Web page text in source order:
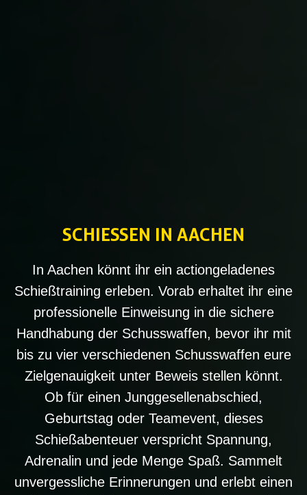
SCHIESSEN IN AACHEN
In Aachen könnt ihr ein actiongeladenes
Schießtraining erleben. Vorab erhaltet ihr eine
professionelle Einweisung in die sichere
Handhabung der Schusswaffen, bevor ihr mit
bis zu vier verschiedenen Schusswaffen eure
Zielgenauigkeit unter Beweis stellen könnt.
Ob für einen Junggesellenabschied,
Geburtstag oder Teamevent, dieses
Schießabenteuer verspricht Spannung,
Adrenalin und jede Menge Spaß. Sammelt
unvergessliche Erinnerungen und erlebt einen